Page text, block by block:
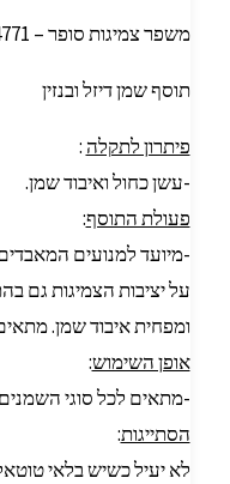
משפר צמיגות סופר – 54771 – Viscoplus Heavy Duty Formula
תוסף שמן דיזל ובנזין
פיתרון לתקלה :
-עשן כחול ואיבוד שמן.
פעולת התוסף:
-מיועד למנועים
על יציבות הצמיגות גם
ומפחית איבוד שמן.
אופן השימוש:
-מתאים לכל סוגי השמנים המינראליים
הסתייגות:
לא יעיל כשיש בלאי